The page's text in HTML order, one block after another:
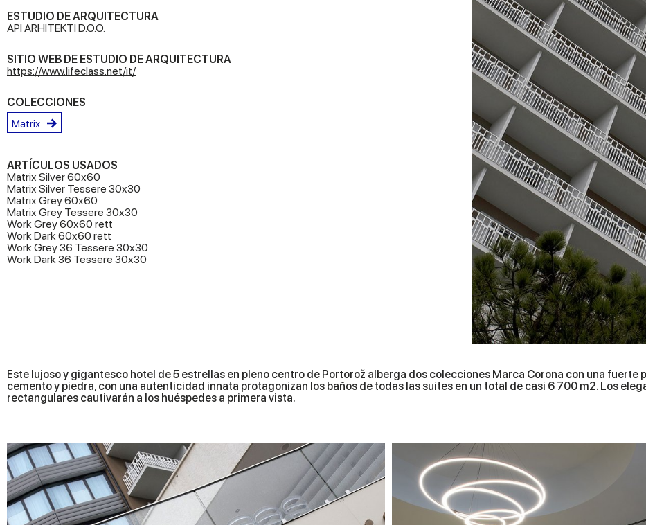
ESTUDIO DE ARQUITECTURA
API ARHITEKTI D.O.O.
SITIO WEB DE ESTUDIO DE ARQUITECTURA
https://www.lifeclass.net/it/
COLECCIONES
Matrix
ARTÍCULOS USADOS
Matrix Silver 60x60
Matrix Silver Tessere 30x30
Matrix Grey 60x60
Matrix Grey Tessere 30x30
Work Grey 60x60 rett
Work Dark 60x60 rett
Work Grey 36 Tessere 30x30
Work Dark 36 Tessere 30x30
Este lujoso y gigantesco hotel de 5 estrellas en pleno centro de Portorož alberga dos colecciones Marca Corona con una
cemento y piedra, con una autenticidad innata protagonizan los baños de todas las suites en un total de casi 6 700 m2. Los
rectangulares cautivarán a los huéspedes a primera vista.